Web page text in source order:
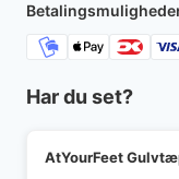
Har du set?
AtYourFeet